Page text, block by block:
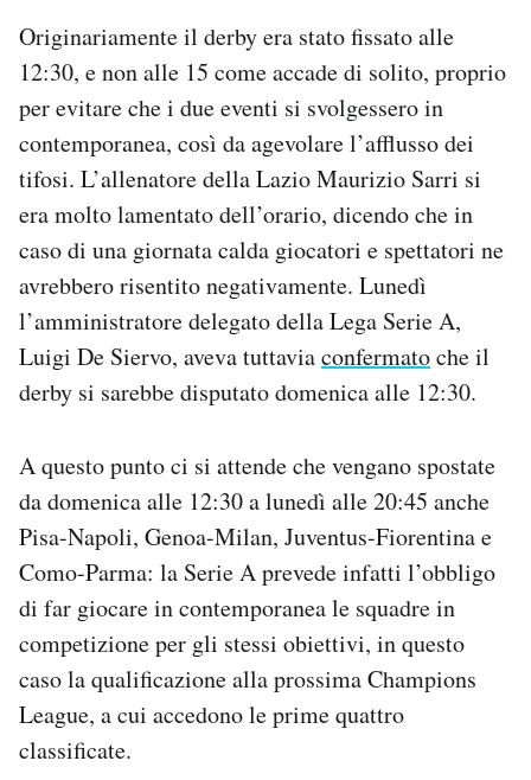
Originariamente il derby era stato fissato alle
12:30, e non alle 15 come accade di solito, proprio
per evitare che i due eventi si svolgessero in
contemporanea, così da agevolare l’afflusso dei
tifosi. L’allenatore della Lazio Maurizio Sarri si
era molto lamentato dell’orario, dicendo che in
caso di una giornata calda giocatori e spettatori ne
avrebbero risentito negativamente. Lunedì
l’amministratore delegato della Lega Serie A,
Luigi De Siervo, aveva tuttaviaconfermatoche il
derby si sarebbe disputato domenica alle 12:30.
A questo punto ci si attende che vengano spostate
da domenica alle 12:30 a lunedì alle 20:45 anche
Pisa-Napoli, Genoa-Milan, Juventus-Fiorentina e
Como-Parma: la Serie A prevede infatti l’obbligo
di far giocare in contemporanea le squadre in
competizione per gli stessi obiettivi, in questo
caso la qualificazione alla prossima Champions
League, a cui accedono le prime quattro
classificate.